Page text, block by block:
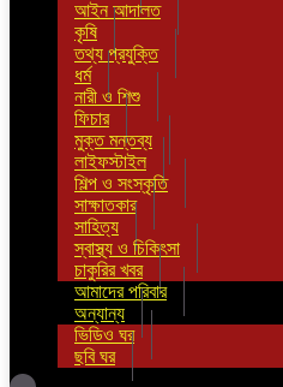
আইন আদালত
কৃষি
তথ্য প্রযুক্তি
ধর্ম
নারী ও শিশু
ফিচার
মুক্ত মন্তব্য
লাইফস্টাইল
শিল্প ও সংস্কৃতি
সাক্ষাতকার
সাহিত্য
স্বাস্থ্য ও চিকিৎসা
চাকুরির খবর
আমাদের পরিবার
অন্যান্য
ভিডিও ঘর
ছবি ঘর